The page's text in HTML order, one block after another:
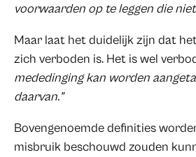
voorwaarden op te leggen die
Maar laat het duidelijk zijn dat
zich verboden is. Het is wel
mededinging kan worden
daarvan.”
Bovengenoemde definities
misbruik beschouwd zouden